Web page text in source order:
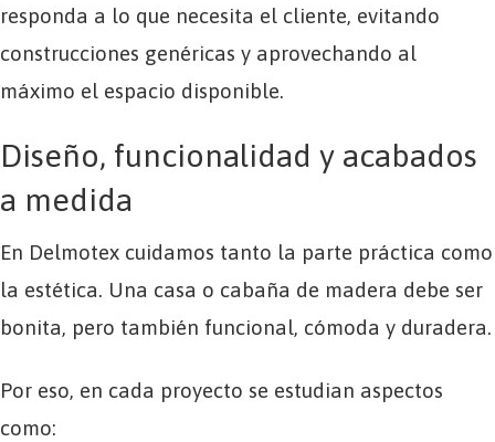
responda a lo que necesita el cliente, evitando
construcciones genéricas y aprovechando al
máximo el espacio disponible.
Diseño, funcionalidad y acabados
a medida
En Delmotex cuidamos tanto la parte práctica como
la estética. Una casa o cabaña de madera debe ser
bonita, pero también funcional, cómoda y duradera.
Por eso, en cada proyecto se estudian aspectos
como: